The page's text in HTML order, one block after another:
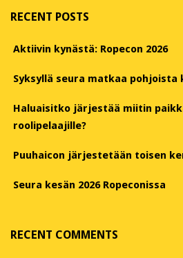
RECENT POSTS
Aktiivin kynästä: Ropecon 2026
Syksyllä seura matkaa pohjoista
Haluaisitko järjestää miitin
roolipelaajille?
Puuhaicon järjestetään toisen
Seura kesän 2026 Ropeconissa
RECENT COMMENTS